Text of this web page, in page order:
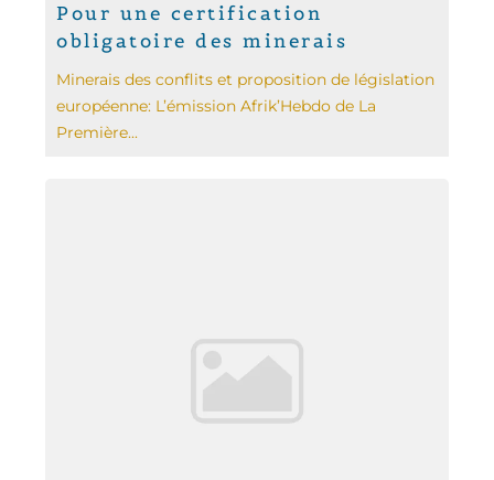
Pour une certification
obligatoire des minerais
Minerais des conflits et proposition de législation
européenne: L’émission Afrik’Hebdo de La
Première...